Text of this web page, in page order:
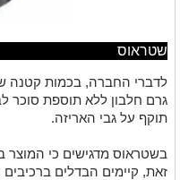
שטראוס
גרם חלבון ללא תוספת סוכר
תוקף על גבי האריזה.
בשטראוס מדגישים כי המוצר
זאת, קיימים הבדלים ברכיבים